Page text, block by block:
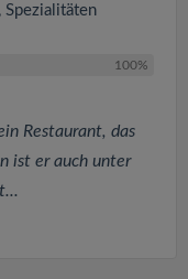
Spezialitäten
100%
Restaurant, das
ist er auch unter